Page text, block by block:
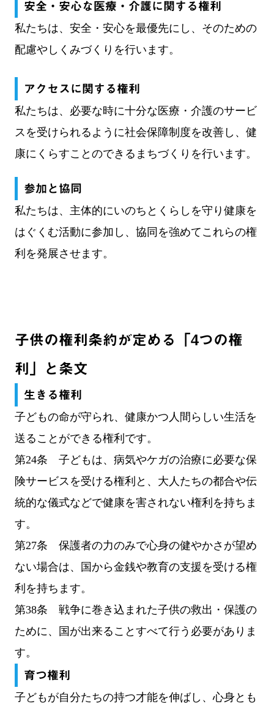
安全・安心な医療・介護に関する権利
私たちは、安全・安心を最優先にし、そのための
配慮やしくみづくりを行います。
アクセスに関する権利
私たちは、必要な時に十分な医療・介護のサービ
スを受けられるように社会保障制度を改善し、健
康にくらすことのできるまちづくりを行います。
参加と協同
私たちは、主体的にいのちとくらしを守り健康を
はぐくむ活動に参加し、協同を強めてこれらの権
利を発展させます。
子供の権利条約が定める「4つの権
利」と条文
生きる権利
子どもの命が守られ、健康かつ人間らしい生活を
送ることができる権利です。
第24条 子どもは、病気やケガの治療に必要な保
険サービスを受ける権利と、大人たちの都合や伝
統的な儀式などで健康を害されない権利を持ちま
す。
第27条 保護者の力のみで心身の健やかさが望め
ない場合は、国から金銭や教育の支援を受ける権
利を持ちます。
第38条 戦争に巻き込まれた子供の救出・保護の
ために、国が出来ることすべて行う必要がありま
す。
育つ権利
子どもが自分たちの持つ才能を伸ばし、心身とも